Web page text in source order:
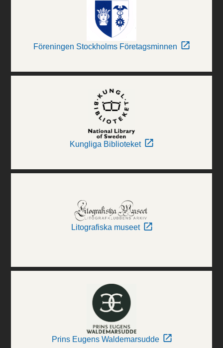
Föreningen Stockholms Företagsminnen
Kungliga Biblioteket
Litografiska museet
Prins Eugens Waldemarsudde